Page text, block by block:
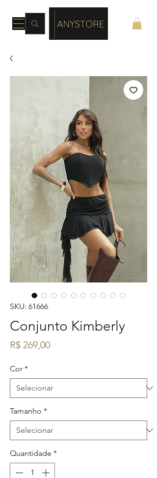
SKU: 61666
Conjunto Kimberly
R$ 269,00Preço
Cor *
Tamanho *
Quantidade *